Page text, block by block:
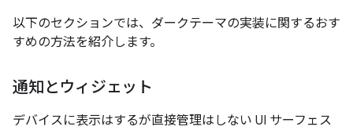
以下のセクションでは、ダークテーマの実装に関するおす
すめの方法を紹介します。
通知とウィジェット
デバイスに表示はするが直接管理はしない UI サーフェス